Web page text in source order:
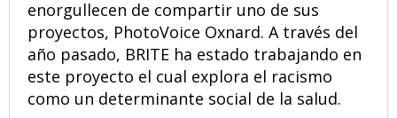
enorgullecen de compartir uno de sus
proyectos, PhotoVoice Oxnard. A través del
año pasado, BRITE ha estado trabajando en
este proyecto el cual explora el racismo
como un determinante social de la salud.